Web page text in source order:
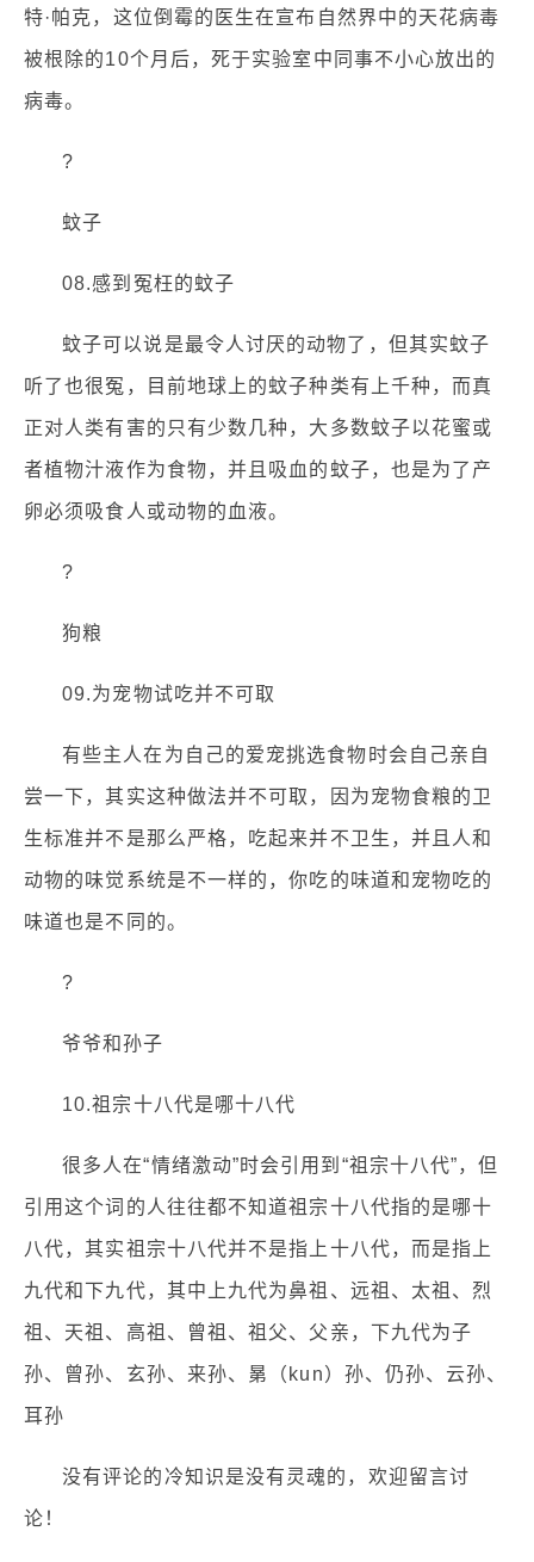
特·帕克，这位倒霉的医生在宣布自然界中的天花病毒
被根除的10个月后，死于实验室中同事不小心放出的
病毒。
?
蚊子
08.感到冤枉的蚊子
蚊子可以说是最令人讨厌的动物了，但其实蚊子
听了也很冤，目前地球上的蚊子种类有上千种，而真
正对人类有害的只有少数几种，大多数蚊子以花蜜或
者植物汁液作为食物，并且吸血的蚊子，也是为了产
卵必须吸食人或动物的血液。
?
狗粮
09.为宠物试吃并不可取
有些主人在为自己的爱宠挑选食物时会自己亲自
尝一下，其实这种做法并不可取，因为宠物食粮的卫
生标准并不是那么严格，吃起来并不卫生，并且人和
动物的味觉系统是不一样的，你吃的味道和宠物吃的
味道也是不同的。
?
爷爷和孙子
10.祖宗十八代是哪十八代
很多人在“情绪激动”时会引用到“祖宗十八代”，但
引用这个词的人往往都不知道祖宗十八代指的是哪十
八代，其实祖宗十八代并不是指上十八代，而是指上
九代和下九代，其中上九代为鼻祖、远祖、太祖、烈
祖、天祖、高祖、曾祖、祖父、父亲，下九代为子
孙、曾孙、玄孙、来孙、晜（kun）孙、仍孙、云孙、
耳孙
没有评论的冷知识是没有灵魂的，欢迎留言讨
论！